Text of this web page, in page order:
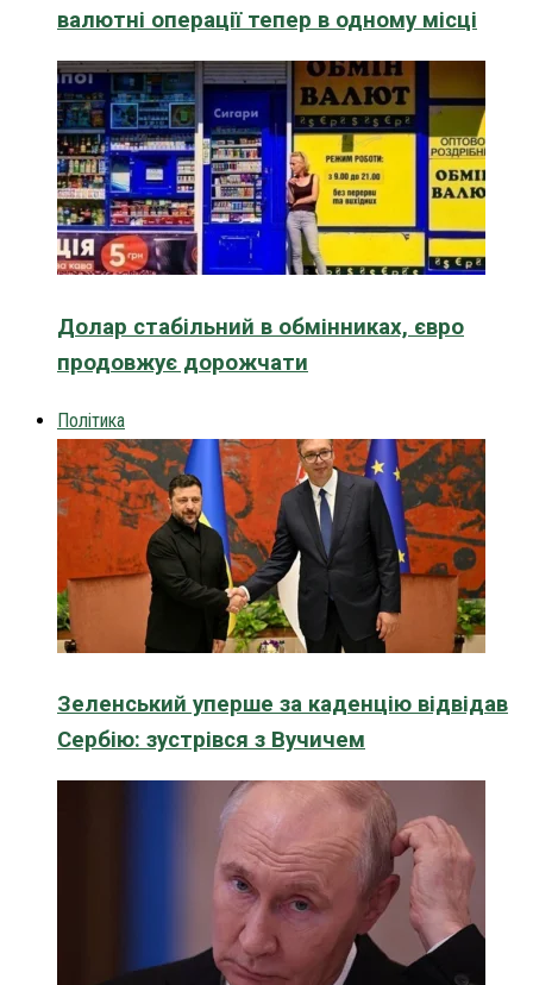
валютні операції тепер в одному місці
Долар стабільний в обмінниках, євро
продовжує дорожчати
Політика
Зеленський уперше за каденцію відвідав
Сербію: зустрівся з Вучичем